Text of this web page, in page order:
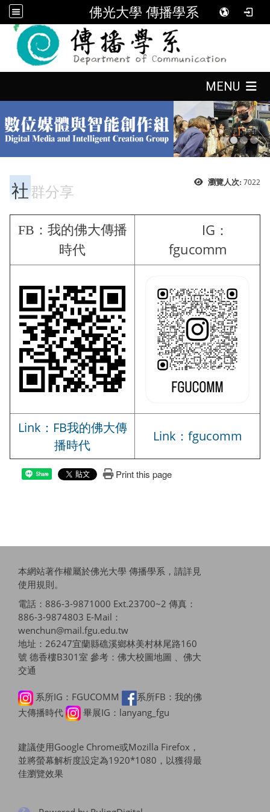
佛光大學 傳播學系
MENU
瀏覽人次: 7022
社群分享
FB：我的佛大傳播
時代
IG：
fgucomm
Link：FB我的佛大傳
播時代
Link：fgucomm
Share Print this page
本網站著作權屬於佛光大學 傳播學系，請詳見
使用規則。
電話：886-3-9871000 Ext.23700~2 傳真：
886-3-9874803 E-Mail：
wenchun@mail.fgu.edu.tw
地址：26247宜蘭縣礁溪鄉林美村林尾路160
號 德香樓B301室 參考： 佛大校圖地圖 、佛大
交通
系所IG：FGUCOMM
系所FB：我的佛
大傳播時代
畢展IG：lanyang_fgu
建議使用Google Chrome或Mozilla Firefox，
並將螢幕解析度設定為1920*1080，以獲得最
佳瀏覽效果